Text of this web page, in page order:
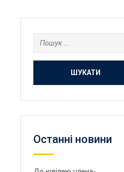
Пошук:
Останнi новини